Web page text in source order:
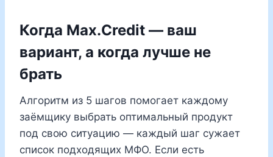
Когда Max.Credit — ваш
вариант, а когда лучше не
брать
Алгоритм из 5 шагов помогает каждому
заёмщику выбрать оптимальный продукт
под свою ситуацию — каждый шаг сужает
список подходящих МФО. Если есть